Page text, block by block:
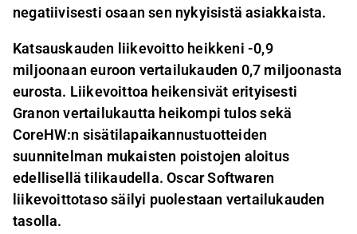
negatiivisesti osaan sen nykyisistä asiakkaista.
Katsauskauden liikevoitto heikkeni -0,9
miljoonaan euroon vertailukauden 0,7 miljoonasta
eurosta. Liikevoittoa heikensivät erityisesti
Granon vertailukautta heikompi tulos sekä
CoreHW:n sisätilapaikannustuotteiden
suunnitelman mukaisten poistojen aloitus
edellisellä tilikaudella. Oscar Softwaren
liikevoittotaso säilyi puolestaan vertailukauden
tasolla.